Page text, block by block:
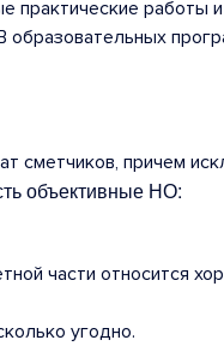
практические работы
сметчиков, причем
объективные НО:
части относится
угодно.